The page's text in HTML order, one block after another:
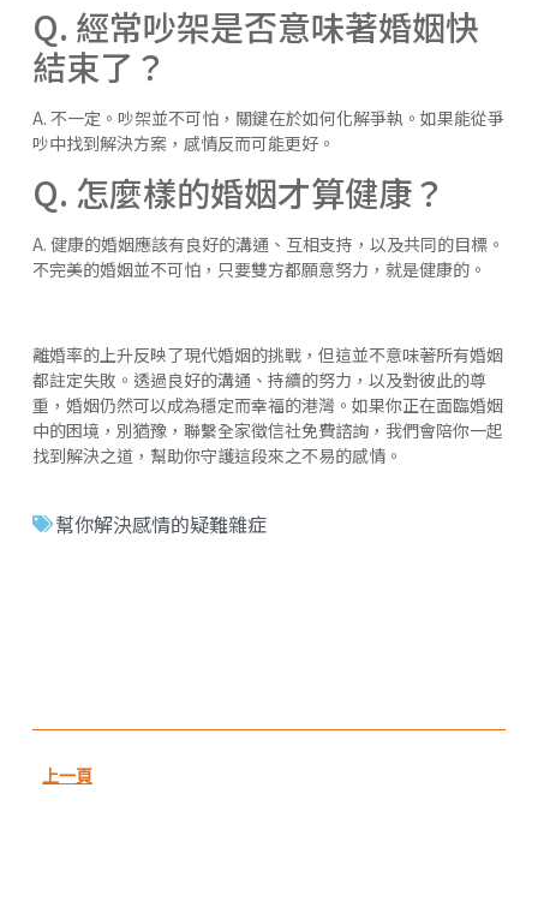
Q. 經常吵架是否意味著婚姻快
結束了？
A. 不一定。吵架並不可怕，關鍵在於如何化解爭執。如果能從爭
吵中找到解決方案，感情反而可能更好。
Q. 怎麼樣的婚姻才算健康？
A. 健康的婚姻應該有良好的溝通、互相支持，以及共同的目標。
不完美的婚姻並不可怕，只要雙方都願意努力，就是健康的。
離婚率的上升反映了現代婚姻的挑戰，但這並不意味著所有婚姻
都註定失敗。透過良好的溝通、持續的努力，以及對彼此的尊
重，婚姻仍然可以成為穩定而幸福的港灣。如果你正在面臨婚姻
中的困境，別猶豫，聯繫全家徵信社免費諮詢，我們會陪你一起
找到解決之道，幫助你守護這段來之不易的感情。
幫你解決感情的疑難雜症
上一頁